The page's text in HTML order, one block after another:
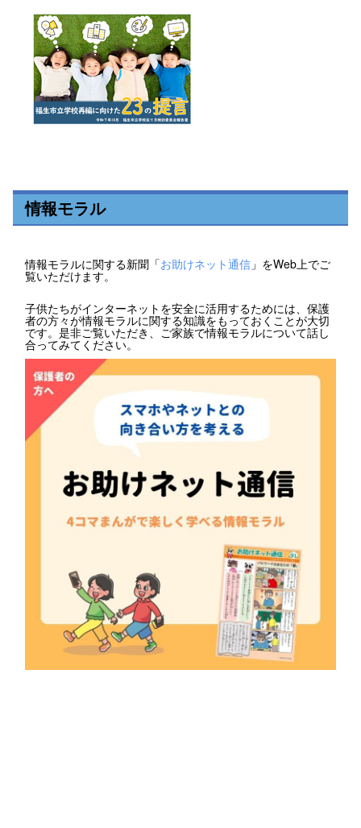
情報モラル
情報モラルに関する新聞「お助けネット通信 」をWeb上でご
覧いただけます。
子供たちがインターネットを安全に活用するためには、保護
者の方々が情報モラルに関する知識をもっておくことが大切
です。是非ご覧いただき、ご家族で情報モラルについて話し
合ってみてください。